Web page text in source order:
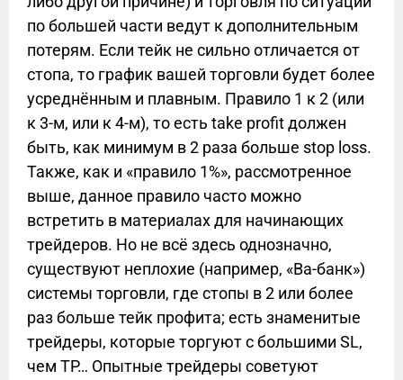
по большей части ведут к дополнительным
потерям. Если тейк не сильно отличается от
стопа, то график вашей торговли будет более
усреднённым и плавным. Правило 1 к 2 (или
к 3-м, или к 4-м), то есть take profit должен
быть, как минимум в 2 раза больше stop loss.
Также, как и «правило 1%», рассмотренное
выше, данное правило часто можно
встретить в материалах для начинающих
трейдеров. Но не всё здесь однозначно,
существуют неплохие (например, «Ва-банк»)
системы торговли, где стопы в 2 или более
раз больше тейк профита; есть знаменитые
трейдеры, которые торгуют с большими SL,
чем TP… Опытные трейдеры советуют